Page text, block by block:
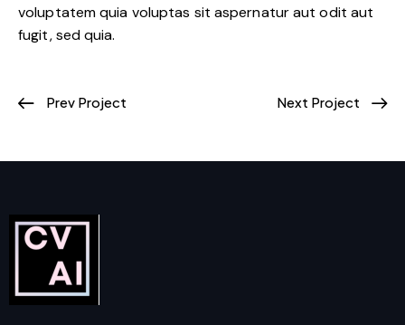
voluptatem quia voluptas sit aspernatur aut odit aut
fugit, sed quia.
Prev Project Next Project